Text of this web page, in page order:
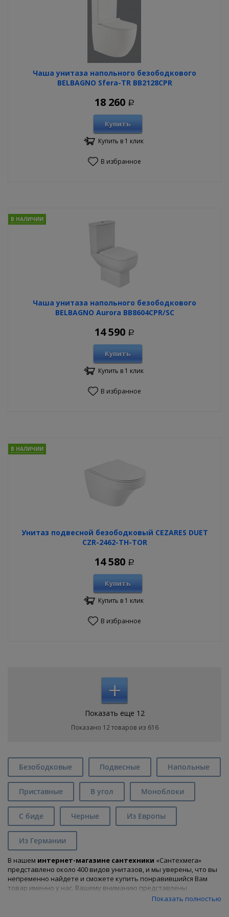
Чаша унитаза напольного безободкового
BELBAGNO Sfera-TR BB2128CPR
18 260 Р
Купить
Купить в 1 клик
В избранное
Чаша унитаза напольного безободкового
BELBAGNO Aurora BB8604CPR/SC
В НАЛИЧИИ
14 590 Р
Купить
Купить в 1 клик
В избранное
Унитаз подвесной безободковый CEZARES DUET
CZR-2462-TH-TOR
В НАЛИЧИИ
14 580 Р
Купить
Купить в 1 клик
В избранное
+
Показать еще 12
Показано 12 товаров из 616
Безободковые Подвесные Напольные
Приставные В угол Моноблоки
С биде Черные Из Европы
Из Германии
В нашем интернет-магазине сантехники «Сантехмега»
представлено около 400 видов унитазов, и мы уверены, что вы
непременно найдете и сможете купить понравившийся Вам
товар именно у нас. Вашему вниманию представлены
фарфоровые и фаянсовые унитазы. Среди разновидностей, у
Показать полностью